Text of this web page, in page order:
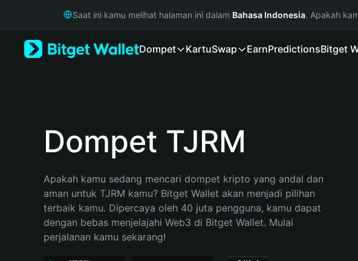
Русский
Bahasa Indonesia
Saat ini kamu melihat halaman ini dalam Bahasa Indonesia. Apakah
Dompet KartuSwap EarnPredictionsBitget
Dompet TJRM
Apakah kamu sedang mencari dompet kripto yang andal dan
aman untuk TJRM kamu? Bitget Wallet akan menjadi pilihan
terbaik kamu. Dipercaya oleh 40 juta pengguna, kamu dapat
dengan bebas menjelajahi Web3 di Bitget Wallet. Mulai
perjalanan kamu sekarang!